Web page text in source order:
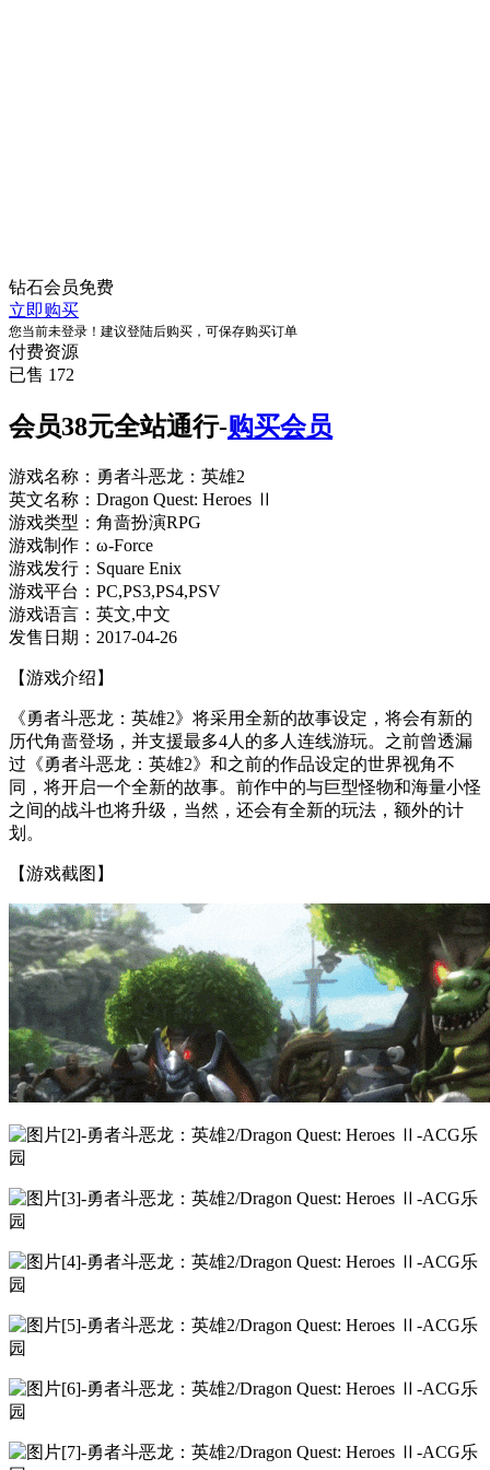
钻石会员免费
立即购买
您当前未登录！建议登陆后购买，可保存购买订单
付费资源
已售 172
会员38元全站通行-购买会员
游戏名称：勇者斗恶龙：英雄2
英文名称：Dragon Quest: Heroes Ⅱ
游戏类型：角啬扮演RPG
游戏制作：ω-Force
游戏发行：Square Enix
游戏平台：PC,PS3,PS4,PSV
游戏语言：英文,中文
发售日期：2017-04-26
【游戏介绍】
《勇者斗恶龙：英雄2》将采用全新的故事设定，将会有新的
历代角啬登场，并支援最多4人的多人连线游玩。之前曾透漏
过《勇者斗恶龙：英雄2》和之前的作品设定的世界视角不
同，将开启一个全新的故事。前作中的与巨型怪物和海量小怪
之间的战斗也将升级，当然，还会有全新的玩法，额外的计
划。
【游戏截图】